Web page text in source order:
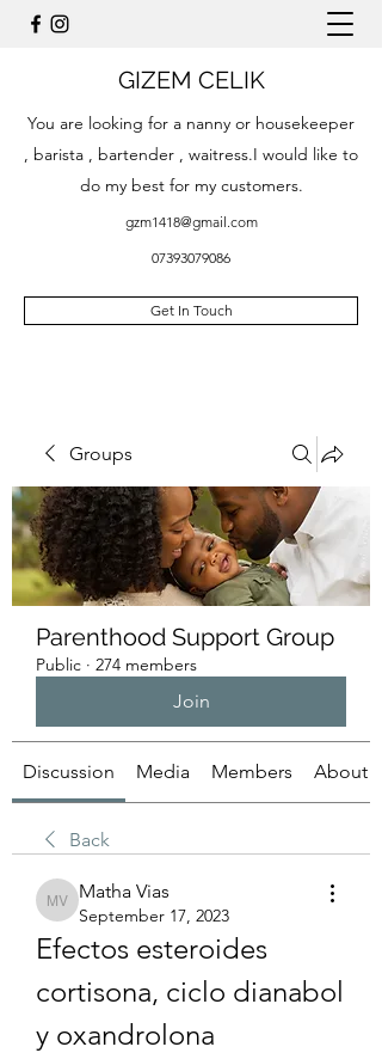
GIZEM CELIK
You are looking for a nanny or housekeeper
, barista , bartender , waitress.I would like to
do my best for my customers.
gzm1418@gmail.com
07393079086
Get In Touch
Groups
Parenthood Support Group
Public · 274 members
Join
Discussion Media Members About
Back
Matha Vias
Matha Vias
September 17, 2023
Efectos esteroides
cortisona, ciclo dianabol
y oxandrolona